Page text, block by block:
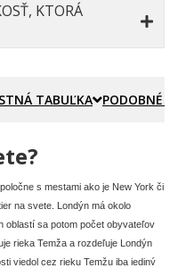
KTORÁ
TABUĽKA PODOBNÉ
s mestami ako je New York či
na svete. Londýn má okolo
oblastí sa potom počet obyvateľov
rieka Temža a rozdeľuje Londýn
viedol cez rieku Temžu iba jediný